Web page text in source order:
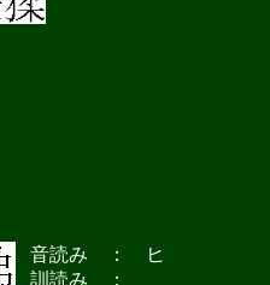
音読み ： ヒ
訓読み ：